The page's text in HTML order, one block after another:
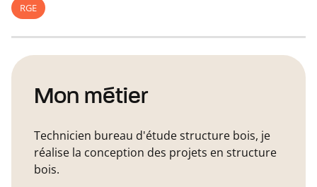
RGE
Mon métier
Technicien bureau d'étude structure bois, je
réalise la conception des projets en structure
bois.